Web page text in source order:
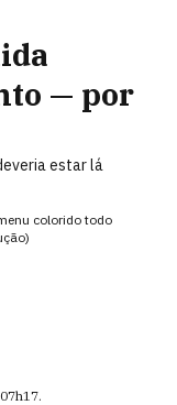
— por
estar lá
colorido todo
07h17.